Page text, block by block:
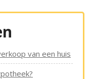
van een huis